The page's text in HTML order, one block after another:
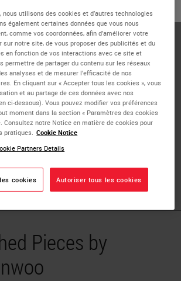
founder and CEO of a South Korean
Bio Inc., has a proven track record
executive management as well as
expertise. He founded the company
belief that AI can bring about positive
to different areas of the healthcare
Deep Bio, he served as the CTO
an automotive software and security
acquired by Hyundai Motors in 2014.
director of Korea
the global venture capital team.
Pieces by
nous utilisons des cookies et d’autres technologies
également certaines données que vous nous
comme vos coordonnées, afin d’améliorer votre
notre site, de vous proposer des publicités et du
en fonction de vos interactions avec ce site et
permettre de partager du contenu sur les réseaux
analyses et de mesurer l’efficacité de nos
En cliquant sur « Accepter tous les cookies », vous
et au partage de ces données avec nos
ci-dessous). Vous pouvez modifier vos préférences
moment dans la section « Paramètres des cookies
Consultez notre Notice en matière de cookies pour
pratiques. Cookie Notice
Partners Details
cookies Autoriser tous les cookies